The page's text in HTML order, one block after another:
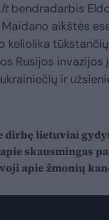
bendradarbis
aikštės
keliolika
Rusijos invazijos
ir
dirbę lietuviai
skausmingas
apie žmonių